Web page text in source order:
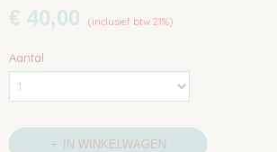
€ 40,00 (inclusief btw 21%)
Aantal
IN WINKELWAGEN